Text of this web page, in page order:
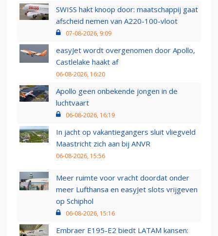
SWISS hakt knoop door: maatschappij gaat
afscheid nemen van A220-100-vloot
07-08-2026, 9:09
easyJet wordt overgenomen door Apollo,
Castlelake haakt af
06-08-2026, 16:20
Apollo geen onbekende jongen in de
luchtvaart
06-08-2026, 16:19
In jacht op vakantiegangers sluit vliegveld
Maastricht zich aan bij ANVR
06-08-2026, 15:56
Meer ruimte voor vracht doordat onder
meer Lufthansa en easyJet slots vrijgeven
op Schiphol
06-08-2026, 15:16
Embraer E195-E2 biedt LATAM kansen: